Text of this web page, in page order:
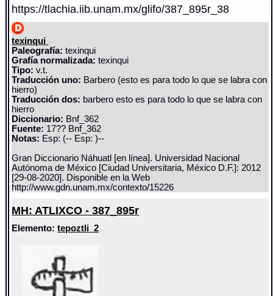
https://tlachia.iib.unam.mx/glifo/387_895r_38
texinqui
Paleografía: texinqui
Grafía normalizada: texinqui
Tipo: v.t.
Traducción uno: Barbero (esto es para todo lo que se labra con
hierro)
Traducción dos: barbero esto es para todo lo que se labra con
hierro
Diccionario: Bnf_362
Fuente: 17?? Bnf_362
Notas: Esp: (-- Esp: )--
Gran Diccionario Náhuatl [en línea]. Universidad Nacional
Autónoma de México [Ciudad Universitaria, México D.F.]: 2012
[29-08-2020]. Disponible en la Web
http://www.gdn.unam.mx/contexto/15226
MH: ATLIXCO - 387_895r
Elemento:tepoztli_2